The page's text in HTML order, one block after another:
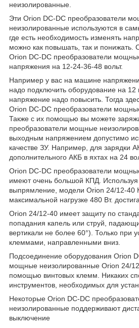
неизолированные.
Эти Orion DC-DC преобразователи
неизолированные используются в
где есть необходимость изменять
можно как повышать, так и
Orion DC-DC преобразователи
напряжения на 12-24-36-48 вольт.
Например у вас на машине
надо подключить оборудование на 12
напряжение надо повысить. Тогда
Orion DC-DC преобразователи
Также с их помощью вы можете
преобразователи мощные
выходным напряжением допустимо
качестве ЗУ. Например, для зарядки
дополнительного АКБ в яхтах на 24
Orion DC-DC преобразователи
имеют очень большой КПД.
выпрямление, модели Orion 24/12-40
максимальной нагрузке 480 Вт.
Orion 24/12-40 имеет защиту по
попадания капель или струй,
вертикали не более 60°). Только при
клеммами, направленными вниз.
Подсоединение оборудования Orion
мощные неизолированные Orion 24/
помощью винтовых клемм. Никаких
инструментов, необходимых для
Некоторые Orion DC-DC
неизолированные поддерживают
выключение